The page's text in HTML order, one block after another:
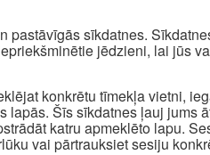
pastāvīgās sīkdatnes.
jēdzieni, lai jūs
konkrētu tīmekļa vietni,
lapās. Šīs sīkdatnes ļauj jums
katru apmeklēto lapu.
vai pārtrauksiet sesiju